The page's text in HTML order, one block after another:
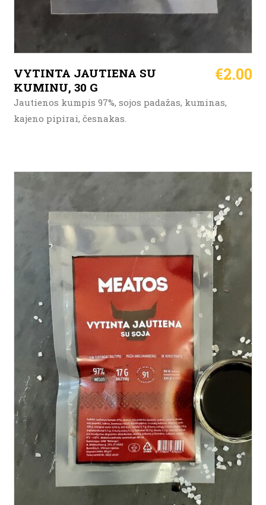
VYTINTA JAUTIENA SU
KUMINU, 30 G
€2.00
Jautienos kumpis 97%, sojos padažas, kuminas,
kajeno pipirai, česnakas.
Į KREPŠELĮ